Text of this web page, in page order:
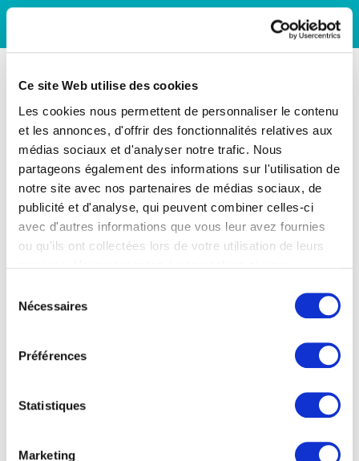
Ce site Web utilise des cookies
Les cookies nous permettent de personnaliser le contenu
et les annonces, d'offrir des fonctionnalités relatives aux
médias sociaux et d'analyser notre trafic. Nous
partageons également des informations sur l'utilisation de
notre site avec nos partenaires de médias sociaux, de
publicité et d'analyse, qui peuvent combiner celles-ci
avec d'autres informations que vous leur avez fournies
ou qu'ils ont collectées lors de votre utilisation de leurs
Nécessaires
Préférences
Statistiques
Marketing